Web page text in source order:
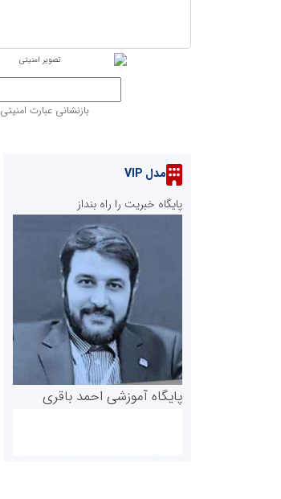
بازنشانی عبارت امنیتی
مدل VIP
پایگاه خبریت را راه بنداز
پایگاه آموزشی احمد باقری